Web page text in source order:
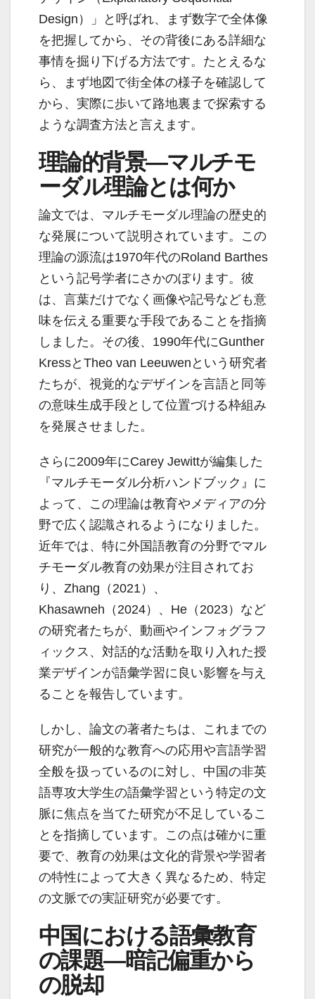
Design）」と呼ばれ、まず数字で全体像
を把握してから、その背後にある詳細な
事情を掘り下げる方法です。たとえるな
ら、まず地図で街全体の様子を確認して
から、実際に歩いて路地裏まで探索する
ような調査方法と言えます。
理論的背景―マルチモ
ーダル理論とは何か
論文では、マルチモーダル理論の歴史的
な発展について説明されています。この
理論の源流は1970年代のRoland Barthes
という記号学者にさかのぼります。彼
は、言葉だけでなく画像や記号なども意
味を伝える重要な手段であることを指摘
しました。その後、1990年代にGunther
KressとTheo van Leeuwenという研究者
たちが、視覚的なデザインを言語と同等
の意味生成手段として位置づける枠組み
を発展させました。
さらに2009年にCarey Jewittが編集した
『マルチモーダル分析ハンドブック』に
よって、この理論は教育やメディアの分
野で広く認識されるようになりました。
近年では、特に外国語教育の分野でマル
チモーダル教育の効果が注目されてお
り、Zhang（2021）、
Khasawneh（2024）、He（2023）など
の研究者たちが、動画やインフォグラフ
ィックス、対話的な活動を取り入れた授
業デザインが語彙学習に良い影響を与え
ることを報告しています。
しかし、論文の著者たちは、これまでの
研究が一般的な教育への応用や言語学習
全般を扱っているのに対し、中国の非英
語専攻大学生の語彙学習という特定の文
脈に焦点を当てた研究が不足しているこ
とを指摘しています。この点は確かに重
要で、教育の効果は文化的背景や学習者
の特性によって大きく異なるため、特定
の文脈での実証研究が必要です。
中国における語彙教育
の課題―暗記偏重から
の脱却